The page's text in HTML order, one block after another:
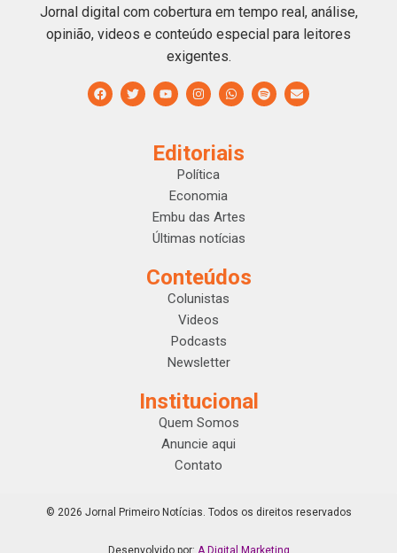
Jornal digital com cobertura em tempo real, análise,
opinião, videos e conteúdo especial para leitores
exigentes.
Editoriais
Política
Economia
Embu das Artes
Últimas notícias
Conteúdos
Colunistas
Videos
Podcasts
Newsletter
Institucional
Quem Somos
Anuncie aqui
Contato
© 2026 Jornal Primeiro Notícias. Todos os direitos reservados
Desenvolvido por: A Digital Marketing